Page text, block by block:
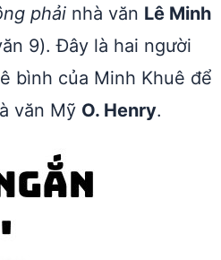
phải nhà văn Lê Minh
9). Đây là hai người
bình của Minh Khuê để
văn Mỹ O. Henry.